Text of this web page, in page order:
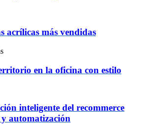
acrílicas más vendidas
en la oficina con estilo
inteligente del recommerce
automatización